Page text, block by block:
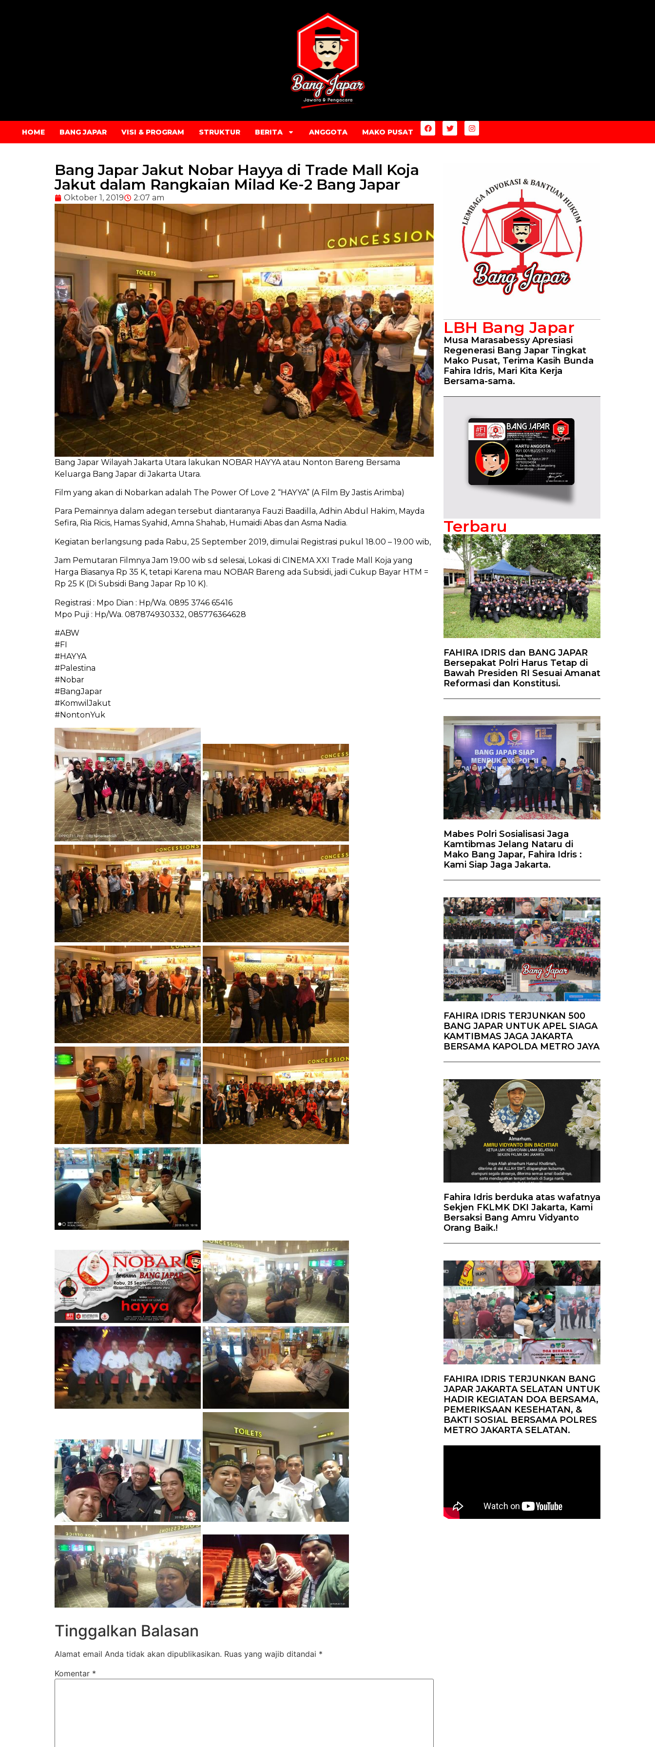
HOME BANG JAPAR VISI & PROGRAM STRUKTUR BERITA ANGGOTA MAKO PUSAT
Bang Japar Jakut Nobar Hayya di Trade Mall Koja
Jakut dalam Rangkaian Milad Ke-2 Bang Japar
Oktober 1, 2019 2:07 am
Bang Japar Wilayah Jakarta Utara lakukan NOBAR HAYYA atau Nonton Bareng Bersama
Keluarga Bang Japar di Jakarta Utara.
Film yang akan di Nobarkan adalah The Power Of Love 2 “HAYYA” (A Film By Jastis Arimba)
Para Pemainnya dalam adegan tersebut diantaranya Fauzi Baadilla, Adhin Abdul Hakim, Mayda
Sefira, Ria Ricis, Hamas Syahid, Amna Shahab, Humaidi Abas dan Asma Nadia.
Kegiatan berlangsung pada Rabu, 25 September 2019, dimulai Registrasi pukul 18.00 – 19.00 wib,
Jam Pemutaran Filmnya Jam 19.00 wib s.d selesai, Lokasi di CINEMA XXI Trade Mall Koja yang
Harga Biasanya Rp 35 K, tetapi Karena mau NOBAR Bareng ada Subsidi, jadi Cukup Bayar HTM =
Rp 25 K (Di Subsidi Bang Japar Rp 10 K).
Registrasi : Mpo Dian : Hp/Wa. 0895 3746 65416
Mpo Puji : Hp/Wa. 087874930332, 085776364628
#ABW
#FI
#HAYYA
#Palestina
#Nobar
#BangJapar
#KomwilJakut
#NontonYuk
Tinggalkan Balasan
Alamat email Anda tidak akan dipublikasikan. Ruas yang wajib ditandai *
Komentar *
LBH Bang Japar
Musa Marasabessy Apresiasi
Regenerasi Bang Japar Tingkat
Mako Pusat, Terima Kasih Bunda
Fahira Idris, Mari Kita Kerja
Bersama-sama.
Terbaru
FAHIRA IDRIS dan BANG JAPAR
Bersepakat Polri Harus Tetap di
Bawah Presiden RI Sesuai Amanat
Reformasi dan Konstitusi.
Mabes Polri Sosialisasi Jaga
Kamtibmas Jelang Nataru di
Mako Bang Japar, Fahira Idris :
Kami Siap Jaga Jakarta.
FAHIRA IDRIS TERJUNKAN 500
BANG JAPAR UNTUK APEL SIAGA
KAMTIBMAS JAGA JAKARTA
BERSAMA KAPOLDA METRO JAYA
Fahira Idris berduka atas wafatnya
Sekjen FKLMK DKI Jakarta, Kami
Bersaksi Bang Amru Vidyanto
Orang Baik.!
FAHIRA IDRIS TERJUNKAN BANG
JAPAR JAKARTA SELATAN UNTUK
HADIR KEGIATAN DOA BERSAMA,
PEMERIKSAAN KESEHATAN, &
BAKTI SOSIAL BERSAMA POLRES
METRO JAKARTA SELATAN.